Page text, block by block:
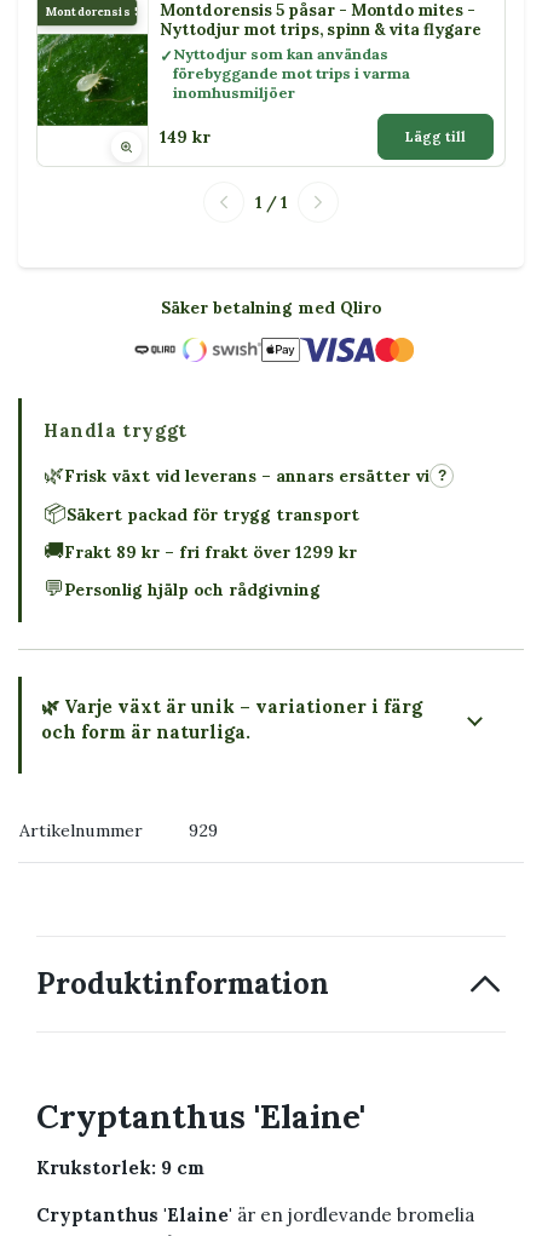
Montdorensis 5 påsarMontdorensis 5 påsar - Montdo mites -
Nyttodjur mot trips, spinn & vita flygare
Nyttodjur som kan användas
förebyggande mot trips i varma
inomhusmiljöer
149 kr Lägg till
1 / 1
Säker betalning med Qliro
Handla tryggt
🌿Frisk växt vid leverans – annars ersätter vi ?
📦Säkert packad för trygg transport
🚚Frakt 89 kr – fri frakt över 1299 kr
💬Personlig hjälp och rådgivning
🌿 Varje växt är unik – variationer i färg
och form är naturliga.
Artikelnummer 929
Produktinformation
Cryptanthus 'Elaine'
Krukstorlek: 9 cm
Cryptanthus 'Elaine' är en jordlevande bromelia